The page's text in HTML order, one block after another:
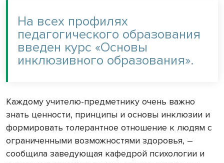
На всех профилях
педагогического образования
введен курс «Основы
инклюзивного образования».
Каждому учителю-предметнику очень важно
знать ценности, принципы и основы инклюзии и
формировать толерантное отношение к людям с
ограниченными возможностями здоровья, –
сообщила заведующая кафедрой психологии и